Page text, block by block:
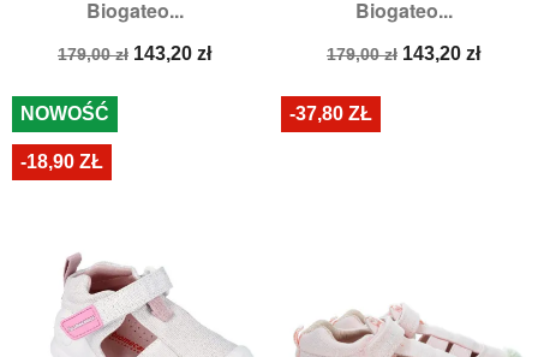
Biogateo...
Cena
179,00 zł Cena
143,20 zł
Biogateo...
Cena
179,00 zł Cena
143,20 zł
NOWOŚĆ
-18,90 ZŁ
-37,80 ZŁ